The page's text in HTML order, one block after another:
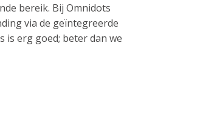
bereik. Bij Omnidots
via de geïntegreerde
is erg goed; beter dan we